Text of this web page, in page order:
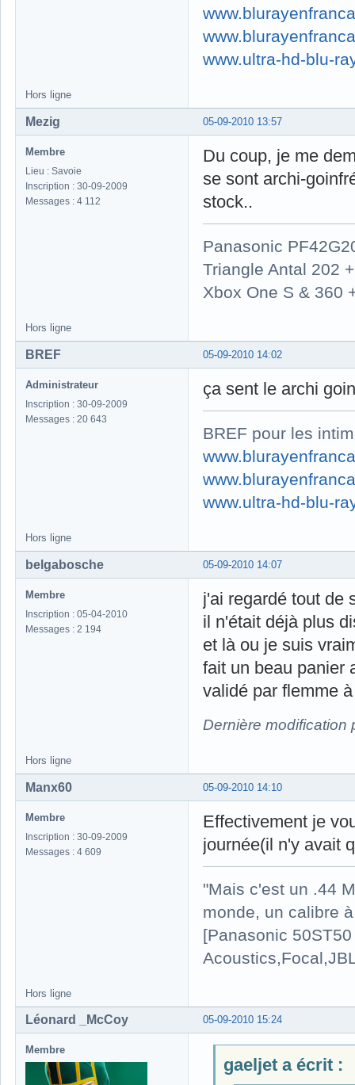
www.ultra-hd-blu-
Hors ligne
05-09-2010 13:57
Mezig
Membre
Lieu : Savoie
Inscription : 30-09-2009
Messages : 4 112
Du coup, je me
se sont archi-
stock..
Panasonic
Triangle Antal 202
Xbox One S & 360
Hors ligne
05-09-2010 14:02
BREF
Administrateur
Inscription : 30-09-2009
Messages : 20 643
ça sent le archi
BREF pour les
www.ultra-hd-blu-
Hors ligne
05-09-2010 14:07
belgabosche
Membre
Inscription : 05-04-2010
Messages : 2 194
j'ai regardé tout de
il n'était déjà plus
et là ou je suis
fait un beau panier
validé par flemme
Dernière modification
Hors ligne
05-09-2010 14:10
Manx60
Membre
Inscription : 30-09-2009
Messages : 4 609
Effectivement je
journée(il n'y avait
"Mais c'est un .44
monde, un calibre
[Panasonic
Hors ligne
05-09-2010 15:24
Léonard _McCoy
Membre
gaeljet a écrit :